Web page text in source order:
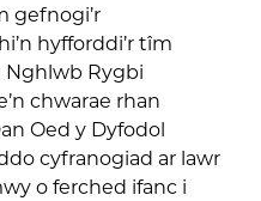
gefnogi’r
hyfforddi’r tîm
Nghlwb Rygbi
chwarae rhan
Oed y Dyfodol
cyfranogiad ar lawr
o ferched ifanc i